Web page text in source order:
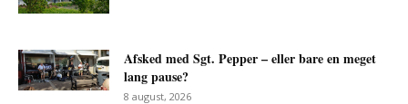
Afsked med Sgt. Pepper – eller bare en meget
lang pause?
8 august, 2026